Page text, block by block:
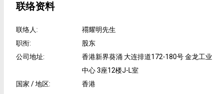
联络资料
联络人:
禤耀明先生
职衔:
股东
公司地址:
香港新界葵涌 大连排道172-180号 金龙工业
中心 3座12楼J-L室
国家 / 地区: 香港